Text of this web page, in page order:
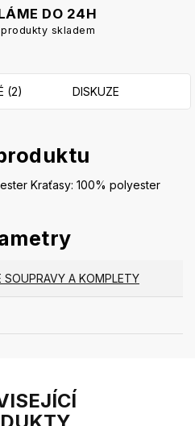
DO 24H
skladem
(2) DISKUZE
Kraťasy: 100% polyester
SOUPRAVY A KOMPLETY